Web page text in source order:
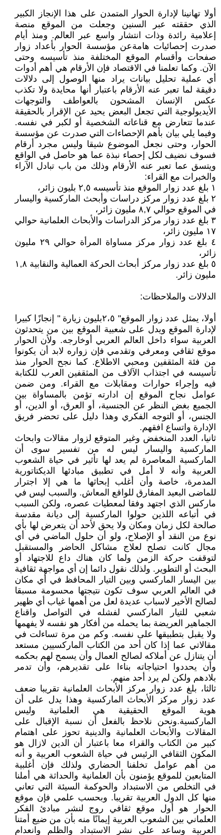
أولا تهانينا ‏لإدارة الحوار المتمدن على هذا الإنجاز الكبير
الذي حققته عبر السنين وجعلت من الموقع منصة
إعلامية رائدة وذات انتشار واسع عبر العالم. ‏ومنذ أيام
صدرت إحصائيات هامةعن مؤسسة الحوار بأعداد زوار
صفحات وأقسام الموقع المختلفة منذ تأسيسه وحتى
الآن. ‏وكما تعلمنا في الاقتصاد فإن الأرقام هي أهم أدوات
أي عملية تحليل بيانات يراد منها الوصول إلى دلالات
دقيقة لما تعبر عنه الأرقام باعتبار أنها محايدة ولا تكذب
‏عكس الإنسان المشحون بالعواطف والتوجهات
الأيديولوجية التي تجعل البعض يحيد عن الإقرار بالحقيقة
عندما تتعارض مع قناعاته الشخصية أو لكبر في نفسه.
وفيما يلي بيان بأهم الإحصاءات التي صدرت عن مؤسسة
الحوار، ‏وحتى نجعل الموضوع شيقا وليس مجرد أرقام
فسوف نضيف لكل إحصاء نبذة عما هو حاصل في الواقع
ويتسق عما تعبر عنه الأرقام وذلك من باب تبادل الآراء
والخبرات مع القراء:
١‏ بلغ عدد زوار الموقع منذ تأسيسه ٢,٥ بليون زائر،
٢ ‏بلغ عدد زوار مركز دراسات وأبحث الماركسية واليسار
في الموقع حوالي ٨,٧ مليون زائر،
٣‏ بلغ عدد زوار مركز الدراسات والأبحاث العلمانية حوالي
١٧ مليون زائر،
٤‏ بلغ عدد زوار مركز مساواة المرأة حوالي ٢٩ مليون
زائر،
٥ ‏بلغ عدد زوار مركز أبحاث الحركة العمالية والنقابية ١,٨
مليون زائر.
الدلالات والملاحظات:
أولا، يمثل عدد زوار الموقع" ٢،٥بليون زيارة " إنجازًا كبيرا
لإدارة الموقع ويدل ‏على شعبية الموقع بين من يتحدثون
العربية سواء داخل العالم العربي أوخارجه. ولأن الحوار
موقع ثقافي ومعرفي وتقدمي فإن زواره لابد أن يكونوا
من فئة المثقفين ومحبي الاطلاع. كما نجح الحوار منذ
تأسيسه في اجتذاب ‏الآلاف من المثقفين العرب للكتابة
فيه وإجراء حوارات ومقابلات مع القراء. ومن ضمن
عوامل نجاح الموقع إن ادارته تؤمن بالمساواة بين
الجميع بغض النظر عن الجنسية، أو العرق، أو الدين، أو
الجنس، أو التوجه الفكري وهذا دليل على تحضر فريق
الإدارة واتساع افقهم.
ثانيا، العدد المنخفض وغير المتوقع لزوار مقالات وابحاث
الماركسية واليسار ليس له من تفسير سوى أن
الماركسية المعاصرة لم يعد لها تأثير في حياة الشعوب
العربية وأنه لا أمل في تطبيق مبادئها الديكتاتورية
المدمرة، خاصة وأن أغلب إبحاثها ما هي إلا اجترار
للماضى البعيد المفارق للواقع المعاش. ‏والسبب ليس في
ماركس الذي اجتهد وفقا لمعطيات عصره، ولكن السبب
في أتباعه اللذين حولوا الماركسية إلى ديانة مقدسة
صالحة لكل زمان ومكان ولا يحق لأحد أن يتعرض لها بأي
نوع من النقد أو الإصلاح، ولو أن حلول الماضي في أي
مجال كانت تصلح لعلاج مشاكل الحاضر والمستقبل
لتوقفت حركة الزمن ولما كان هناك داع للاجتهاد أو
البحث أو التطوير. ولذلك نقول دائما إن أي مواجهة ثقافية
بين اليسار الماركسي وبين التيار المحافظ في أي مكان
في العالم العربي سوف تكون نتيجتها محسومة مسبقا
لصالح الأخير لاسباب عديدة لعل من أهمها غياب أي ظهير
شعبي للتيار الماركسي لفشله في التواصل واقناع
الجماهير العريضة بما يحمله من أفكار هو نفسه لا يفهمها
ولا يقبل بتطبيقها على نفسه. وكم من مرة تساءلت في
مقالاتي عما إذا كان أحد من الكتاب الماركسيين مستعد
أن يتنازل عن أملاكه لصالح العمال وأن يسمح لهم بحكمه
وأن يحددوا احتياجاته بناءا على تقديرهم، وأن تدمر
بلادهم ولكن لم يرد أحد منهم.
ثالثا، ‏بلغ عدد زوار مركز الأبحاث العلمانية تقريبا ضعف
عدد زوار مركز الأبحاث الماركسية وهذا يدل على أن
هوية الموقع الحقيقية هي العلمانية وليس
الماركسية.‏ونحن نلاحظ بالفعل أن نسبة الإقبال على
المقالات والأبحاث العلمانية والدينية تحوز على اهتمام
كبير من الكتاب والقراء معا باعتبار أن الدين لازال هو
المكون الثقافي الرئيس في حياة الشعوب العربية و أنه
من أهم عوامل تخلفنا الحضاري ‏ولذلك فإن أغلبية
المتابعين للموقع يؤمنون بأن العلمانية والحداثة هي أملنا
في التخلص من الاستبداد والحوكمة السيئة التي تعاني
منها كل الدول العربية تقريبا. وبحسب علمي فإن موقع
الحوار هو أول موقع ثقافي روج لنشر مبادئ الفكر
العلماني بين الشعوب العربية إيمانًا منه بأن ‏من ضيع أمتنا
العربية وساعد على نشر الاستبداد والظلم وانعدام